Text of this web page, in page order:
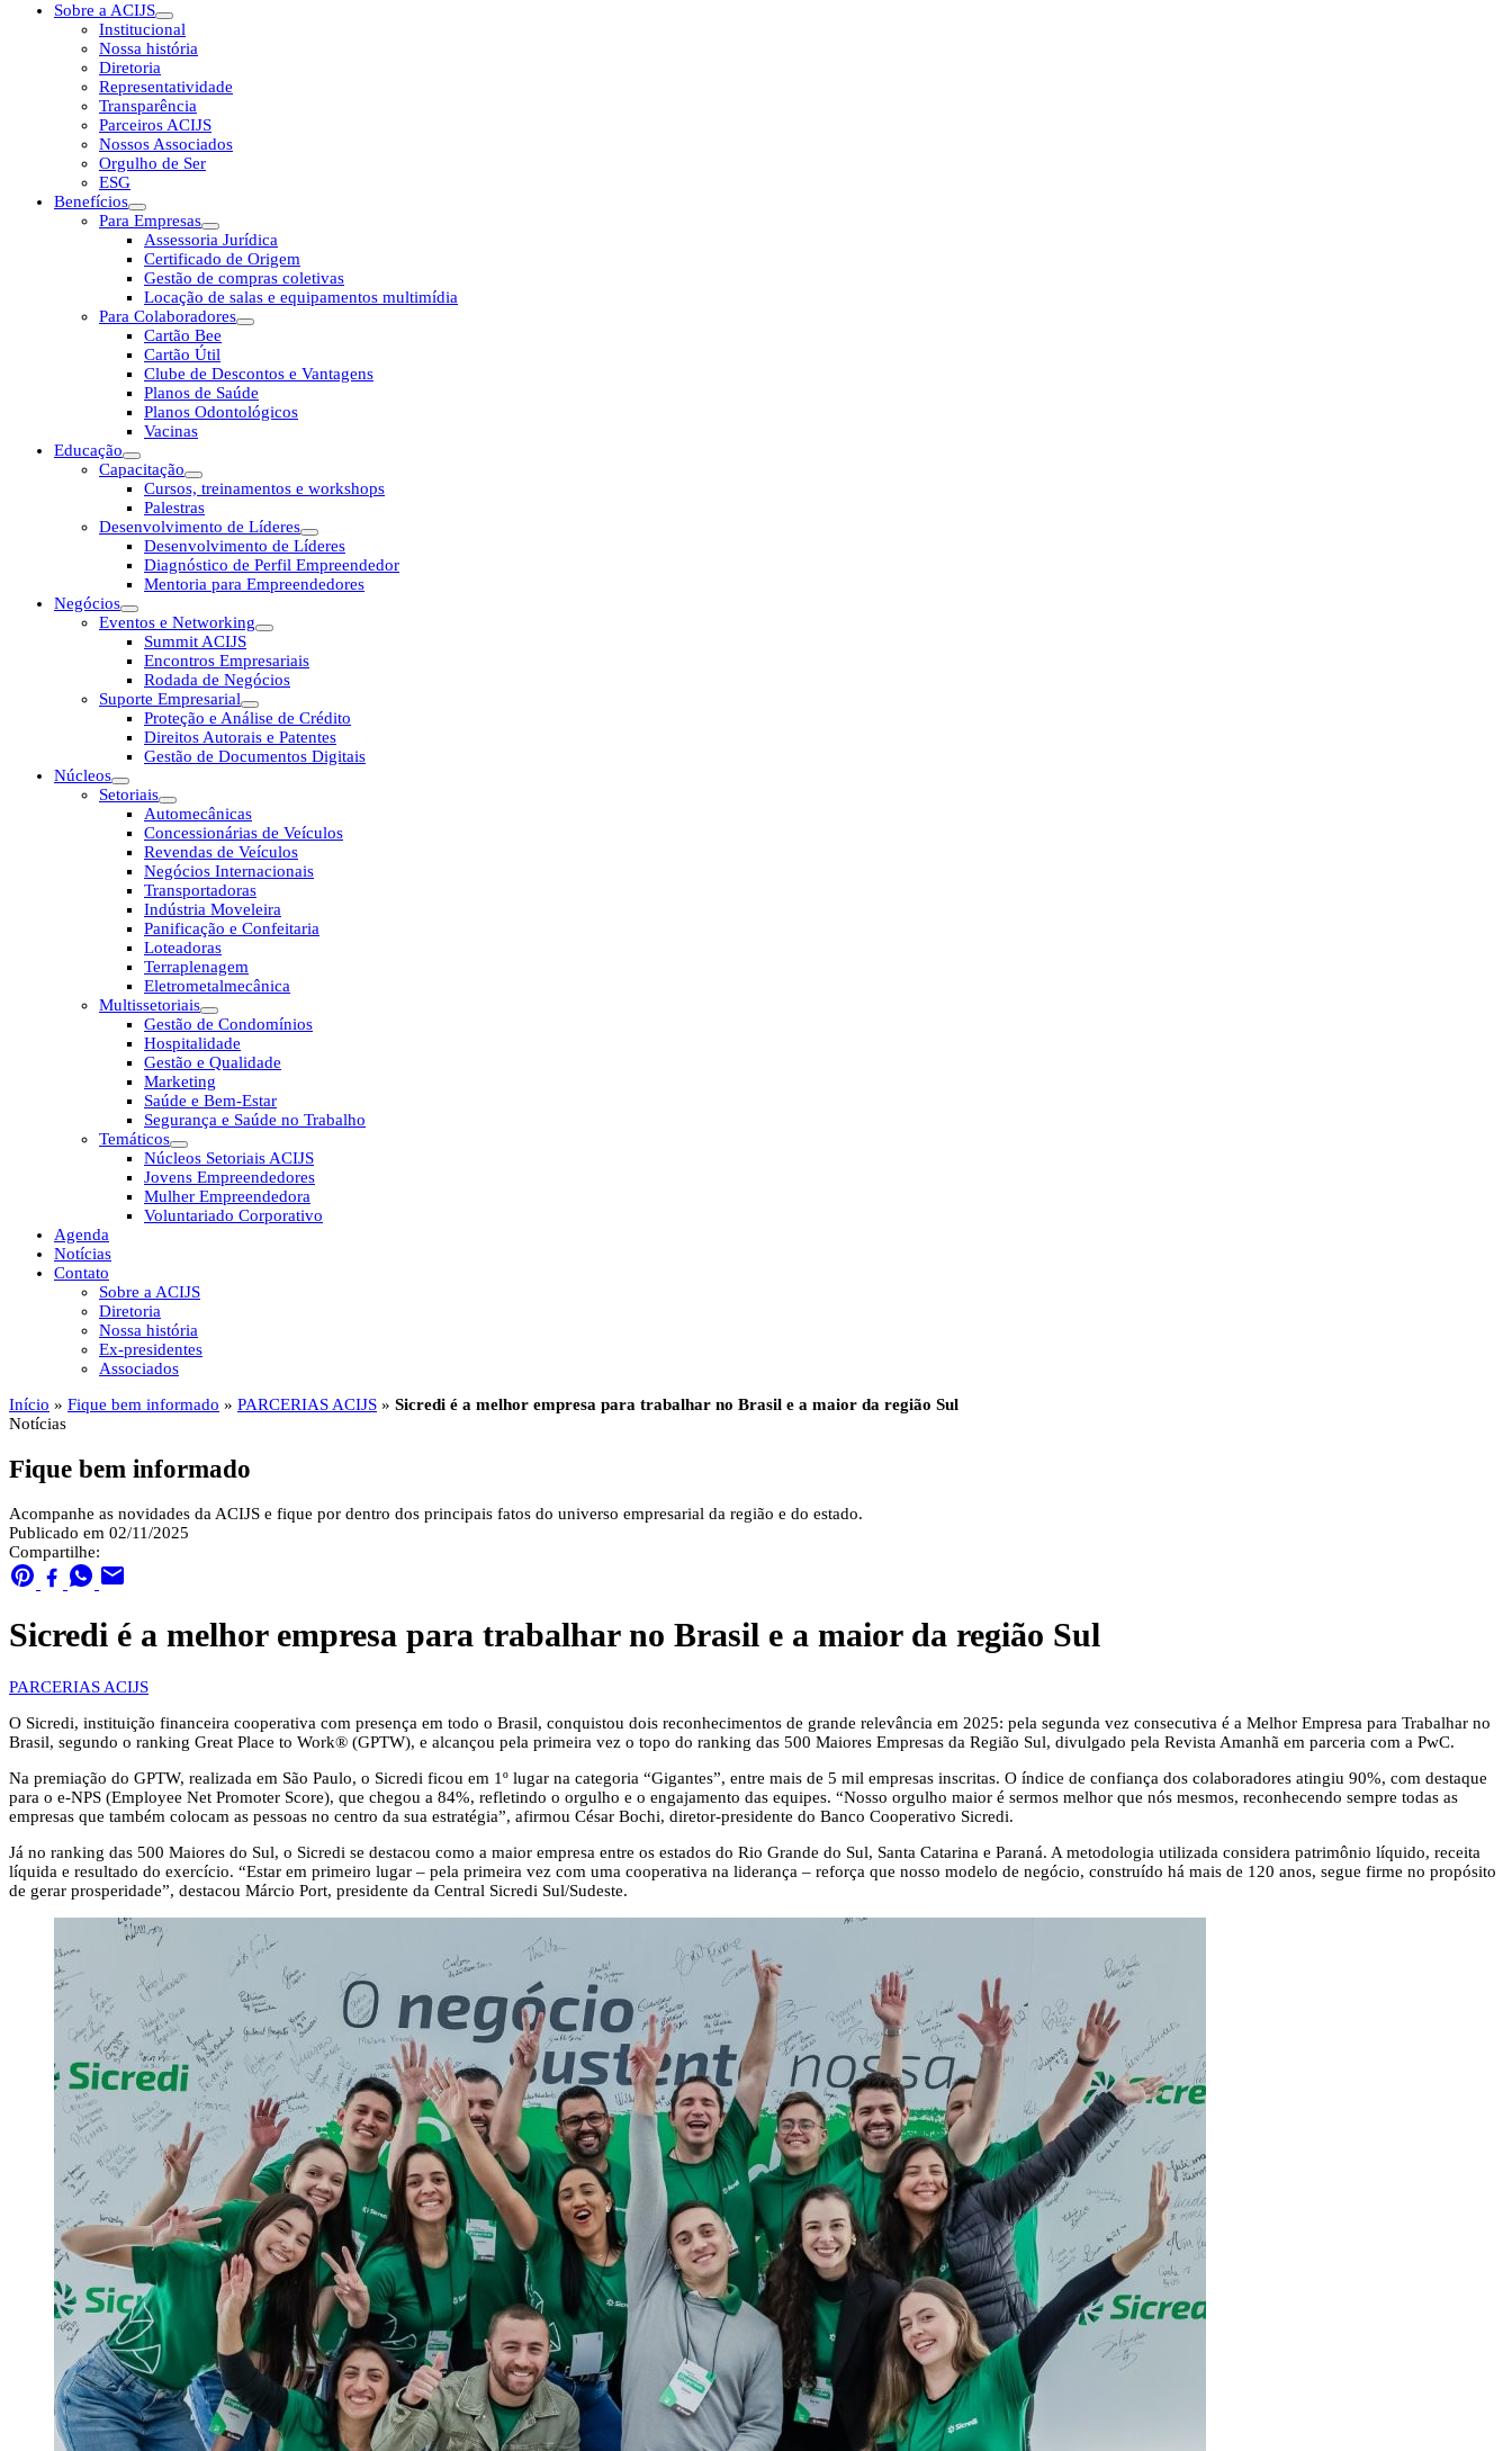
Sobre a ACIJS
Institucional
Nossa história
Diretoria
Representatividade
Transparência
Parceiros ACIJS
Nossos Associados
Orgulho de Ser
ESG
Benefícios
Para Empresas
Assessoria Jurídica
Certificado de Origem
Gestão de compras coletivas
Locação de salas e equipamentos multimídia
Para Colaboradores
Cartão Bee
Cartão Útil
Clube de Descontos e Vantagens
Planos de Saúde
Planos Odontológicos
Vacinas
Educação
Capacitação
Cursos, treinamentos e workshops
Palestras
Desenvolvimento de Líderes
Desenvolvimento de Líderes
Diagnóstico de Perfil Empreendedor
Mentoria para Empreendedores
Negócios
Eventos e Networking
Summit ACIJS
Encontros Empresariais
Rodada de Negócios
Suporte Empresarial
Proteção e Análise de Crédito
Direitos Autorais e Patentes
Gestão de Documentos Digitais
Núcleos
Setoriais
Automecânicas
Concessionárias de Veículos
Revendas de Veículos
Negócios Internacionais
Transportadoras
Indústria Moveleira
Panificação e Confeitaria
Loteadoras
Terraplenagem
Eletrometalmecânica
Multissetoriais
Gestão de Condomínios
Hospitalidade
Gestão e Qualidade
Marketing
Saúde e Bem-Estar
Segurança e Saúde no Trabalho
Temáticos
Núcleos Setoriais ACIJS
Jovens Empreendedores
Mulher Empreendedora
Voluntariado Corporativo
Agenda
Notícias
Contato
Sobre a ACIJS
Diretoria
Nossa história
Ex-presidentes
Associados
Início » Fique bem informado » PARCERIAS ACIJS » Sicredi é a melhor empresa para trabalhar no Brasil e a maior da região Sul
Notícias
Fique bem informado
Acompanhe as novidades da ACIJS e fique por dentro dos principais fatos do universo empresarial da região e do estado.
Publicado em 02/11/2025
Compartilhe:
Sicredi é a melhor empresa para trabalhar no Brasil e a maior da região Sul
PARCERIAS ACIJS
O Sicredi, instituição financeira cooperativa com presença em todo o Brasil, conquistou dois reconhecimentos de grande relevância em 2025: pela segunda vez consecutiva é a Melhor Empresa para Trabalhar no
Brasil, segundo o ranking Great Place to Work® (GPTW), e alcançou pela primeira vez o topo do ranking das 500 Maiores Empresas da Região Sul, divulgado pela Revista Amanhã em parceria com a PwC.
Na premiação do GPTW, realizada em São Paulo, o Sicredi ficou em 1º lugar na categoria “Gigantes”, entre mais de 5 mil empresas inscritas. O índice de confiança dos colaboradores atingiu 90%, com destaque
para o e-NPS (Employee Net Promoter Score), que chegou a 84%, refletindo o orgulho e o engajamento das equipes. “Nosso orgulho maior é sermos melhor que nós mesmos, reconhecendo sempre todas as
empresas que também colocam as pessoas no centro da sua estratégia”, afirmou César Bochi, diretor-presidente do Banco Cooperativo Sicredi.
Já no ranking das 500 Maiores do Sul, o Sicredi se destacou como a maior empresa entre os estados do Rio Grande do Sul, Santa Catarina e Paraná. A metodologia utilizada considera patrimônio líquido, receita
líquida e resultado do exercício. “Estar em primeiro lugar – pela primeira vez com uma cooperativa na liderança – reforça que nosso modelo de negócio, construído há mais de 120 anos, segue firme no propósito
de gerar prosperidade”, destacou Márcio Port, presidente da Central Sicredi Sul/Sudeste.